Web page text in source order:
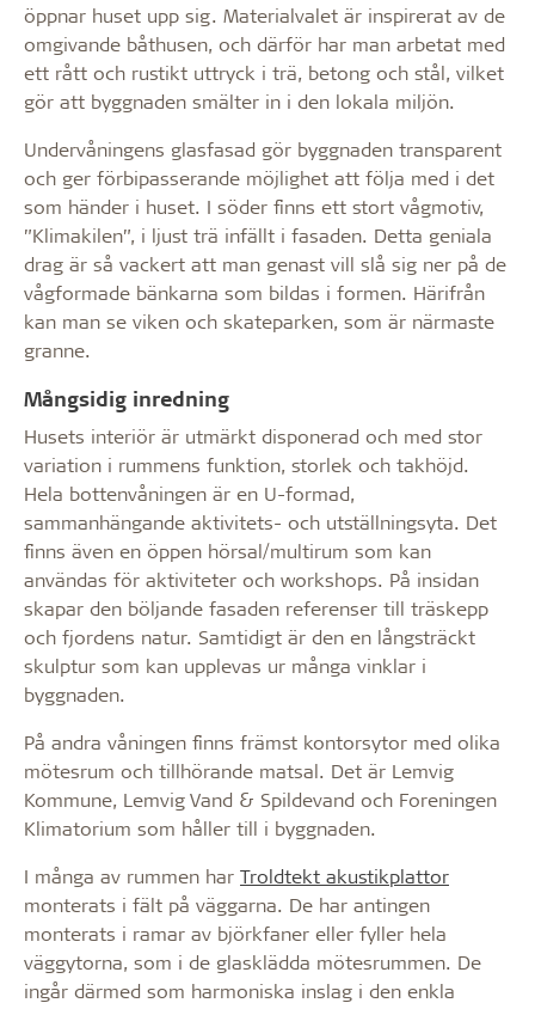
öppnar huset upp sig. Materialvalet är inspirerat av de
omgivande båthusen, och därför har man arbetat med
ett rått och rustikt uttryck i trä, betong och stål, vilket
gör att byggnaden smälter in i den lokala miljön.
Undervåningens glasfasad gör byggnaden transparent
och ger förbipasserande möjlighet att följa med i det
som händer i huset. I söder finns ett stort vågmotiv,
”Klimakilen”, i ljust trä infällt i fasaden. Detta geniala
drag är så vackert att man genast vill slå sig ner på de
vågformade bänkarna som bildas i formen. Härifrån
kan man se viken och skateparken, som är närmaste
granne.
Mångsidig inredning
Husets interiör är utmärkt disponerad och med stor
variation i rummens funktion, storlek och takhöjd.
Hela bottenvåningen är en U-formad,
sammanhängande aktivitets- och utställningsyta. Det
finns även en öppen hörsal/multirum som kan
användas för aktiviteter och workshops. På insidan
skapar den böljande fasaden referenser till träskepp
och fjordens natur. Samtidigt är den en långsträckt
skulptur som kan upplevas ur många vinklar i
byggnaden.
På andra våningen finns främst kontorsytor med olika
mötesrum och tillhörande matsal. Det är Lemvig
Kommune, Lemvig Vand & Spildevand och Foreningen
Klimatorium som håller till i byggnaden.
I många av rummen har Troldtekt akustikplattor
monterats i fält på väggarna. De har antingen
monterats i ramar av björkfaner eller fyller hela
väggytorna, som i de glasklädda mötesrummen. De
ingår därmed som harmoniska inslag i den enkla